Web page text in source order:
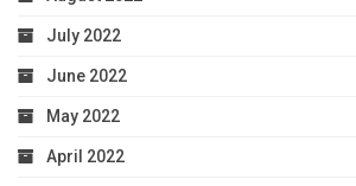
July 2022
June 2022
May 2022
April 2022